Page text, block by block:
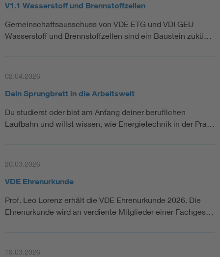
V1.1 Wasserstoff und Brennstoffzellen
Gemeinschaftsausschuss von VDE ETG und VDI GEU
Wasserstoff und Brennstoffzellen sind ein Baustein zukü…
02.04.2026
Dein Sprungbrett in die Arbeitswelt
Du studierst oder bist am Anfang deiner beruflichen
Laufbahn und willst wissen, wie Energietechnik in der Pra…
20.03.2026
VDE Ehrenurkunde
Prof. Leo Lorenz erhält die VDE Ehrenurkunde 2026. Die
Ehrenurkunde wird an verdiente Mitglieder einer Fachges…
19.03.2026